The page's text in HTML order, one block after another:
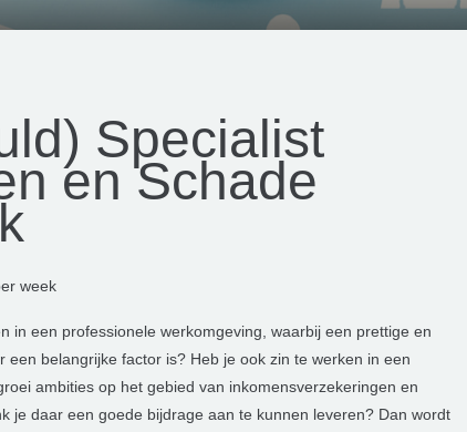
Specialist
en Schade
week
in een professionele werkomgeving, waarbij een prettige en
een belangrijke factor is? Heb je ook zin te werken in een
ambities op het gebied van inkomensverzekeringen en
je daar een goede bijdrage aan te kunnen leveren? Dan wordt